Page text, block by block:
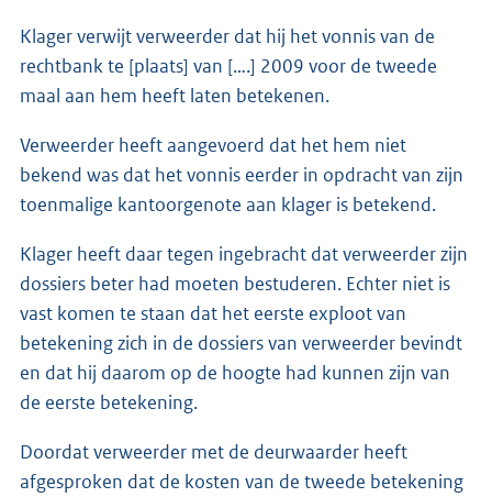
Klager verwijt verweerder dat hij het vonnis van de
rechtbank te [plaats] van [….] 2009 voor de tweede
maal aan hem heeft laten betekenen.
Verweerder heeft aangevoerd dat het hem niet
bekend was dat het vonnis eerder in opdracht van zijn
toenmalige kantoorgenote aan klager is betekend.
Klager heeft daar tegen ingebracht dat verweerder zijn
dossiers beter had moeten bestuderen. Echter niet is
vast komen te staan dat het eerste exploot van
betekening zich in de dossiers van verweerder bevindt
en dat hij daarom op de hoogte had kunnen zijn van
de eerste betekening.
Doordat verweerder met de deurwaarder heeft
afgesproken dat de kosten van de tweede betekening